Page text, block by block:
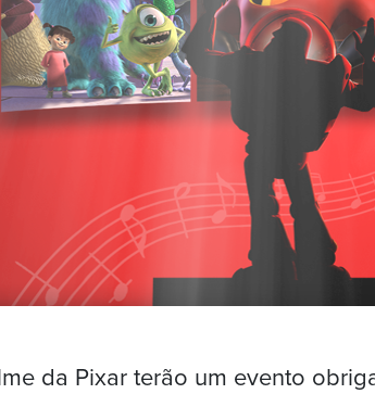
da Pixar terão um evento